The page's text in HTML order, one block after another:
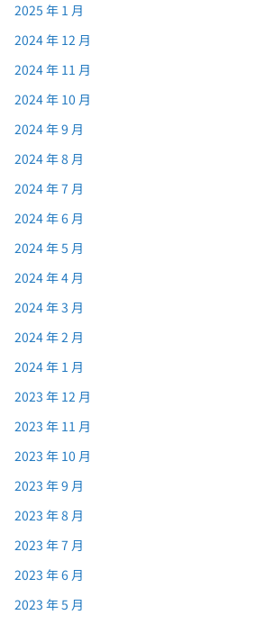
2025 年 1 月
2024 年 12 月
2024 年 11 月
2024 年 10 月
2024 年 9 月
2024 年 8 月
2024 年 7 月
2024 年 6 月
2024 年 5 月
2024 年 4 月
2024 年 3 月
2024 年 2 月
2024 年 1 月
2023 年 12 月
2023 年 11 月
2023 年 10 月
2023 年 9 月
2023 年 8 月
2023 年 7 月
2023 年 6 月
2023 年 5 月